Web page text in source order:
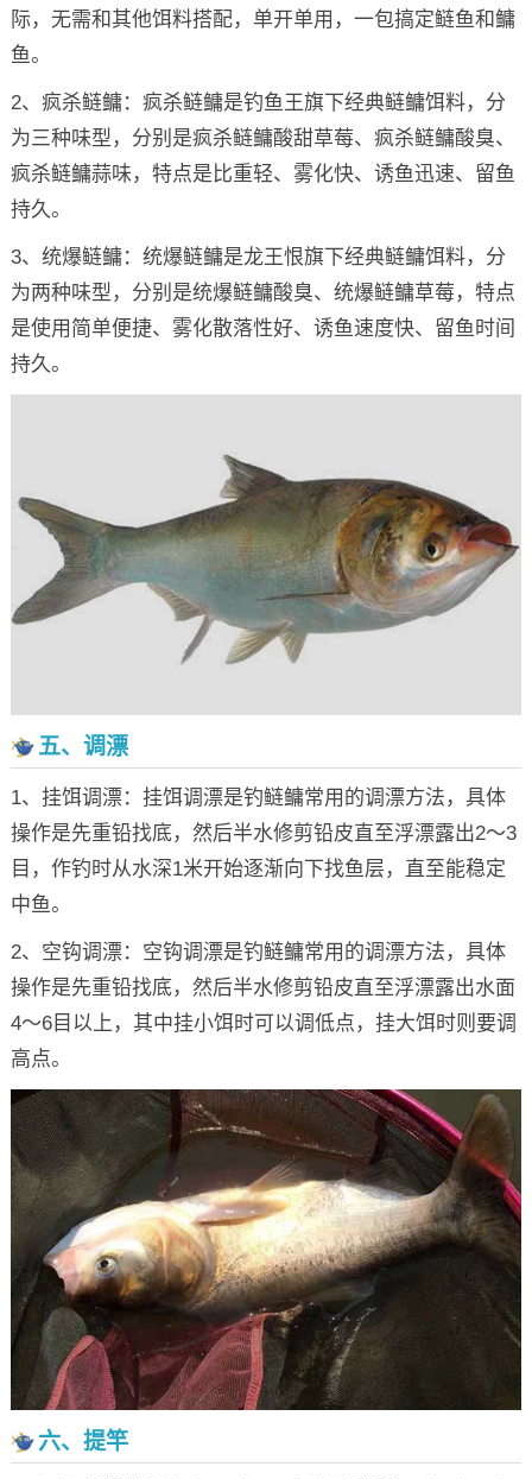
际，无需和其他饵料搭配，单开单用，一包搞定鲢鱼和鳙
鱼。
2、疯杀鲢鳙：疯杀鲢鳙是钓鱼王旗下经典鲢鳙饵料，分
为三种味型，分别是疯杀鲢鳙酸甜草莓、疯杀鲢鳙酸臭、
疯杀鲢鳙蒜味，特点是比重轻、雾化快、诱鱼迅速、留鱼
持久。
3、统爆鲢鳙：统爆鲢鳙是龙王恨旗下经典鲢鳙饵料，分
为两种味型，分别是统爆鲢鳙酸臭、统爆鲢鳙草莓，特点
是使用简单便捷、雾化散落性好、诱鱼速度快、留鱼时间
持久。
五、调漂
1、挂饵调漂：挂饵调漂是钓鲢鳙常用的调漂方法，具体
操作是先重铅找底，然后半水修剪铅皮直至浮漂露出2～3
目，作钓时从水深1米开始逐渐向下找鱼层，直至能稳定
中鱼。
2、空钩调漂：空钩调漂是钓鲢鳙常用的调漂方法，具体
操作是先重铅找底，然后半水修剪铅皮直至浮漂露出水面
4～6目以上，其中挂小饵时可以调低点，挂大饵时则要调
高点。
六、提竿